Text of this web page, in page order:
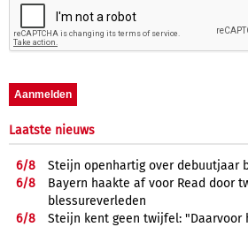
Laatste nieuws
6/8
Steijn openhartig over debuutjaar
6/8
Bayern haakte af voor Read door
blessureverleden
6/8
Steijn kent geen twijfel: "Daarvoor